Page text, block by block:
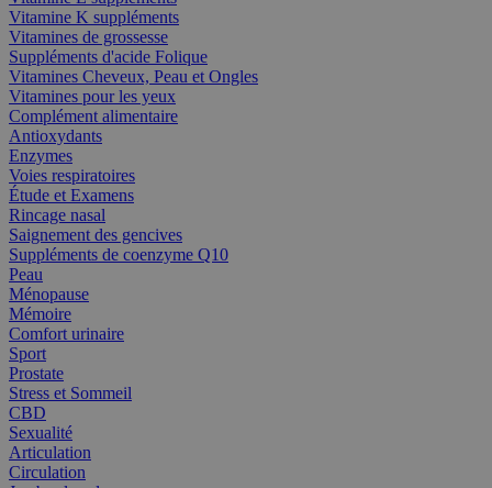
Vitamine K suppléments
Vitamines de grossesse
Suppléments d'acide Folique
Vitamines Cheveux, Peau et Ongles
Vitamines pour les yeux
Complément alimentaire
Antioxydants
Enzymes
Voies respiratoires
Étude et Examens
Rincage nasal
Saignement des gencives
Suppléments de coenzyme Q10
Peau
Ménopause
Mémoire
Comfort urinaire
Sport
Prostate
Stress et Sommeil
CBD
Sexualité
Articulation
Circulation